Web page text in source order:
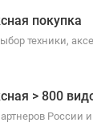
покупка
техники,
> 800
России